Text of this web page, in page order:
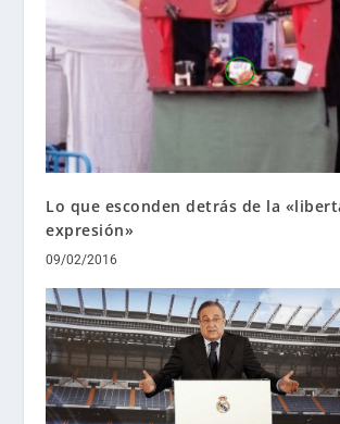
Lo que esconden detrás de la
expresión»
09/02/2016